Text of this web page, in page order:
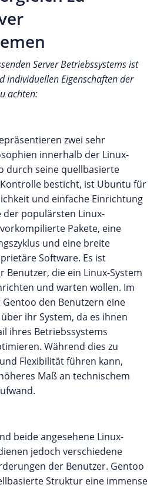
Server Betriebssystems ist
individuellen Eigenschaften der
achten:
zwei sehr
innerhalb der Linux-
durch seine quellbasierte
besticht, ist Ubuntu für
und einfache Einrichtung
populärsten Linux-
Pakete, eine
und eine breite
Software. Es ist
die ein Linux-System
und warten wollen. Im
den Benutzern eine
ihr System, da es ihnen
ihres Betriebssystems
Während dies zu
Flexibilität führen kann,
Maß an technischem
beide angesehene Linux-
jedoch verschiedene
der Benutzer. Gentoo
Struktur eine immense